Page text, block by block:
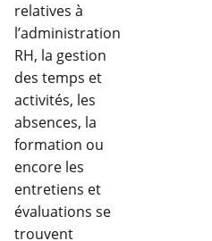
relatives à
l’administration
RH, la gestion
des temps et
activités, les
absences, la
formation ou
encore les
entretiens et
évaluations se
trouvent